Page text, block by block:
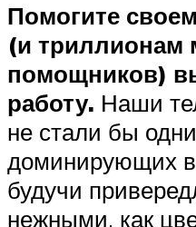
Помогите
(и триллионам
помощников)
работу. Наши
не стали бы
доминирующих
будучи
нежными, как